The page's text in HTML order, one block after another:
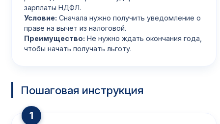
зарплаты НДФЛ.
Условие: Сначала нужно получить уведомление о
праве на вычет из налоговой.
Преимущество: Не нужно ждать окончания года,
чтобы начать получать льготу.
Пошаговая инструкция
1